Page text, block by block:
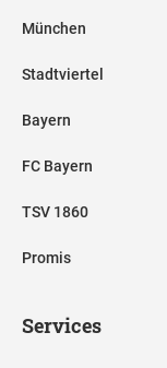
München
Stadtviertel
Bayern
FC Bayern
TSV 1860
Promis
Services